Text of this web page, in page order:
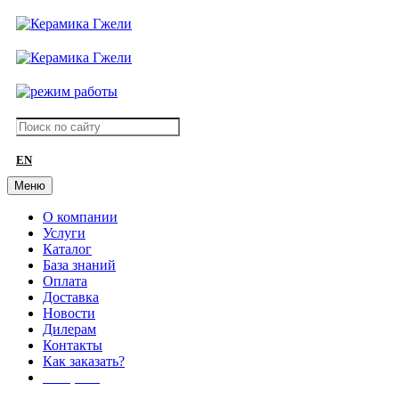
EN
Меню
О компании
Услуги
Каталог
База знаний
Оплата
Доставка
Новости
Дилерам
Контакты
Как заказать?